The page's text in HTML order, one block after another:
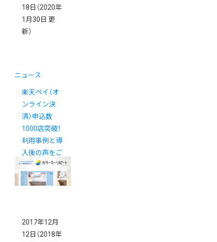
18日 （2020年
1月30日 更
新）
ニュース
楽天ペイ（オ
ンライン決
済）申込数
1000店突破！
利用事例と導
入後の声をご
紹介
2017年12月
12日 （2018年